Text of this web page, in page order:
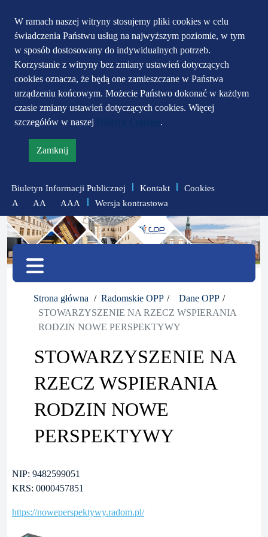
W ramach naszej witryny stosujemy pliki cookies w celu
świadczenia Państwu usług na najwyższym poziomie, w tym
w sposób dostosowany do indywidualnych potrzeb.
Korzystanie z witryny bez zmiany ustawień dotyczących
cookies oznacza, że będą one zamieszczane w Państwa
urządzeniu końcowym. Możecie Państwo dokonać w każdym
czasie zmiany ustawień dotyczących cookies. Więcej
szczegółów w naszej
.
Zamknij
informację
polityce
prywatności
Przejdź do głównego
menu
Przejdź do treści
Przejdź do mapy
serwisu
Biuletyn Informacji Publicznej Kontakt
Cookies
A
zmniejsz
czcionkę
AA
zresetuj
AAA
zwiększ
czcionkę
Wersja kontrastowa
Menu
Strona główna Radomskie OPP
Dane OPP
STOWARZYSZENIE NA RZECZ WSPIERANIA
RODZIN NOWE PERSPEKTYWY
STOWARZYSZENIE NA
RZECZ WSPIERANIA
RODZIN NOWE
PERSPEKTYWY
NIP: 9482599051
KRS: 0000457851
https://noweperspektywy.radom.pl/